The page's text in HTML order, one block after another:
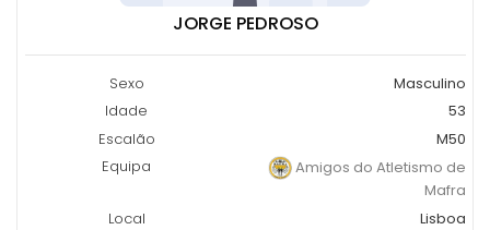
JORGE PEDROSO
Sexo
Masculino
Idade
53
Escalão
M50
Equipa
Amigos do Atletismo de
Mafra
Local
Lisboa